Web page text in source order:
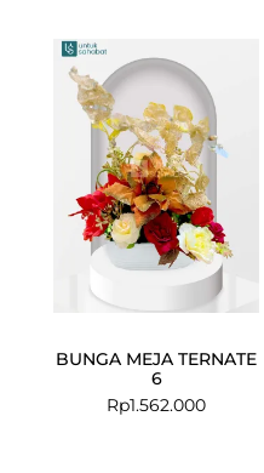
BUNGA MEJA TERNATE
6
Rp1.562.000